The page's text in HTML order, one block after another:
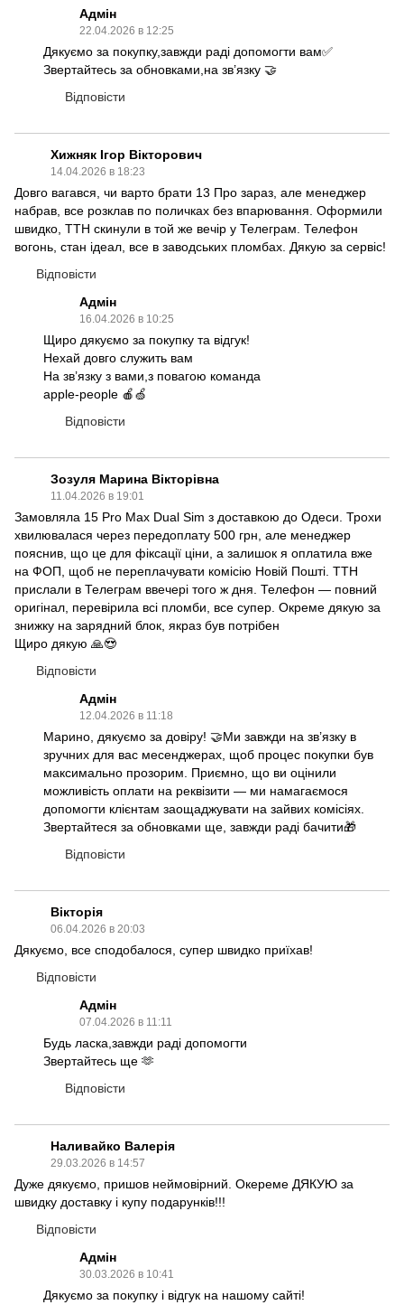
Адмін
22.04.2026 в 12:25
Дякуємо за покупку,завжди раді допомогти вам✅
Звертайтесь за обновками,на зв’язку 🤝
Відповісти
Хижняк Ігор Вікторович
14.04.2026 в 18:23
Довго вагався, чи варто брати 13 Про зараз, але менеджер
набрав, все розклав по поличках без впарювання. Оформили
швидко, ТТН скинули в той же вечір у Телеграм. Телефон
вогонь, стан ідеал, все в заводських пломбах. Дякую за сервіс!
Відповісти
Адмін
16.04.2026 в 10:25
Щиро дякуємо за покупку та відгук!
Нехай довго служить вам
На зв’язку з вами,з повагою команда
apple-people 🍎🍏
Відповісти
Зозуля Марина Вікторівна
11.04.2026 в 19:01
Замовляла 15 Pro Max Dual Sim з доставкою до Одеси. Трохи
хвилювалася через передоплату 500 грн, але менеджер
пояснив, що це для фіксації ціни, а залишок я оплатила вже
на ФОП, щоб не переплачувати комісію Новій Пошті. ТТН
прислали в Телеграм ввечері того ж дня. Телефон — повний
оригінал, перевірила всі пломби, все супер. Окреме дякую за
знижку на зарядний блок, якраз був потрібен
Щиро дякую 🙏😍
Відповісти
Адмін
12.04.2026 в 11:18
Марино, дякуємо за довіру! 🤝Ми завжди на зв’язку в
зручних для вас месенджерах, щоб процес покупки був
максимально прозорим. Приємно, що ви оцінили
можливість оплати на реквізити — ми намагаємося
допомогти клієнтам заощаджувати на зайвих комісіях.
Звертайтеся за обновками ще, завжди раді бачити🎁
Відповісти
Вікторія
06.04.2026 в 20:03
Дякуємо, все сподобалося, супер швидко приїхав!
Відповісти
Адмін
07.04.2026 в 11:11
Будь ласка,завжди раді допомогти
Звертайтесь ще 🫶
Відповісти
Наливайко Валерія
29.03.2026 в 14:57
Дуже дякуємо, пришов неймовірний. Окереме ДЯКУЮ за
швидку доставку і купу подарунків!!!
Відповісти
Адмін
30.03.2026 в 10:41
Дякуємо за покупку і відгук на нашому сайті!